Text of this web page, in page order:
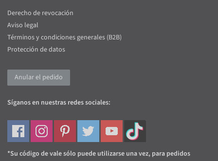
Derecho de revocación
Aviso legal
Términos y condiciones generales (B2B)
Protección de datos
Anular el pedido
Síganos en nuestras redes sociales:
*Su código de vale sólo puede utilizarse una vez, para pedidos